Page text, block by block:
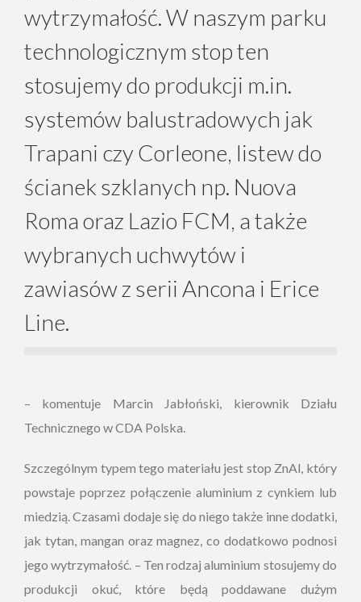
wytrzymałość. W naszym parku
technologicznym stop ten
stosujemy do produkcji m.in.
systemów balustradowych jak
Trapani czy Corleone, listew do
ścianek szklanych np. Nuova
Roma oraz Lazio FCM, a także
wybranych uchwytów i
zawiasów z serii Ancona i Erice
Line.
– komentuje Marcin Jabłoński, kierownik Działu
Technicznego w CDA Polska.
Szczególnym typem tego materiału jest stop ZnAl, który
powstaje poprzez połączenie aluminium z cynkiem lub
miedzią. Czasami dodaje się do niego także inne dodatki,
jak tytan, mangan oraz magnez, co dodatkowo podnosi
jego wytrzymałość. – Ten rodzaj aluminium stosujemy do
produkcji okuć, które będą poddawane dużym